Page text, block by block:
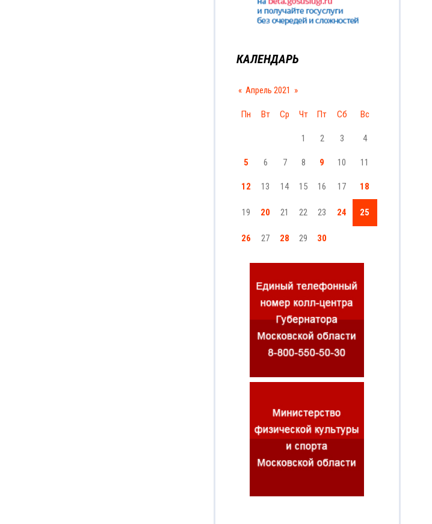
КАЛЕНДАРЬ
« Апрель 2021 »
Пн Вт Ср Чт Пт Сб Вс
1 2 3 4
5 6 7 8 9 10 11
12 13 14 15 16 17 18
19 20 21 22 23 24 25
26 27 28 29 30